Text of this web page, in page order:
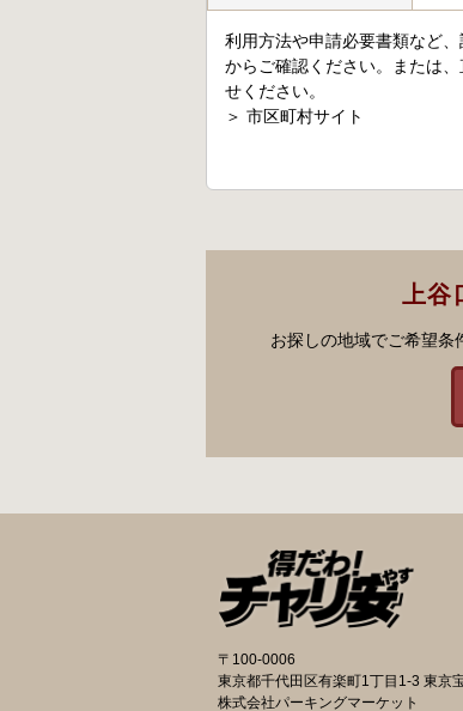
利用方法や申請必要書類など
からご確認ください。または
せください。
＞ 市区町村サイト
上谷
お探しの地域でご希望条
〒100-0006
東京都千代田区有楽町1丁目1-3 東京
株式会社パーキングマーケット